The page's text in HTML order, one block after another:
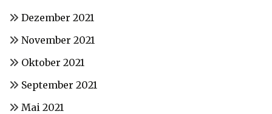
Dezember 2021
November 2021
Oktober 2021
September 2021
Mai 2021